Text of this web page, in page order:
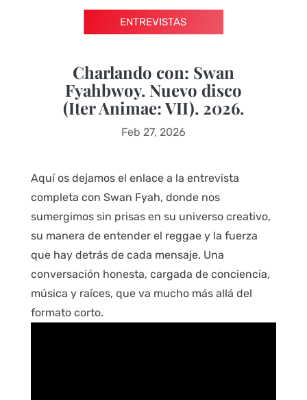
ENTREVISTAS
Charlando con: Swan
Fyahbwoy. Nuevo disco
(Iter Animae: VII). 2026.
Feb 27, 2026
Aquí os dejamos el enlace a la entrevista
completa con Swan Fyah, donde nos
sumergimos sin prisas en su universo creativo,
su manera de entender el reggae y la fuerza
que hay detrás de cada mensaje. Una
conversación honesta, cargada de conciencia,
música y raíces, que va mucho más allá del
formato corto.